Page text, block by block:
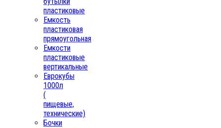
пластиковые
Емкость
пластиковая
прямоугольная
Емкости
пластиковые
вертикальные
Еврокубы
1000л
(
пищевые,
технические)
Бочки